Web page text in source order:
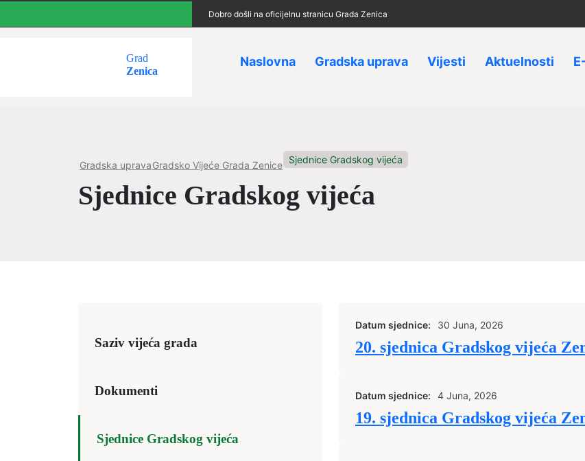
Dobro došli na oficijelnu stranicu Grada Zenica
Grad
Zenica
Naslovna Gradska uprava Vijesti Aktuelnosti
Gradska upravaGradsko Vijeće Grada Zenice Sjednice Gradskog vijeća
Sjednice Gradskog vijeća
Saziv vijeća grada
Dokumenti
Sjednice Gradskog vijeća
Datum sjednice: 30 Juna, 2026
20. sjednica Gradskog vijeća
Datum sjednice: 4 Juna, 2026
19. sjednica Gradskog vijeća